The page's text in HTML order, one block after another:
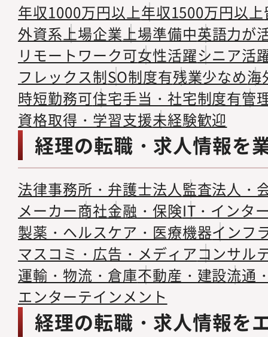
年収1000万円以上年収1500万円以上
外資系上場企業上場準備中英語力が
リモートワーク可女性活躍シニア活
フレックス制SO制度有残業少なめ海
時短勤務可住宅手当・社宅制度有管
資格取得・学習支援未経験歓迎
経理の転職・求人情報を
法律事務所・弁護士法人監査法人・
メーカー商社金融・保険IT・インタ
製薬・ヘルスケア・医療機器インフ
マスコミ・広告・メディアコンサル
運輸・物流・倉庫不動産・建設流通
エンターテインメント
経理の転職・求人情報を